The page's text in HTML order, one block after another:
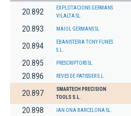
20.892
EXPLOTACIONS GERMANS
VILALTA SL.
20.893 MAIOL GERMANS SL
20.894
EBANISTERIA TONY FUNES
S.L.
20.895 PRESCRIPTORS SL
20.896 REVES DE PATISSIER S.L.
20.897
SMARTECH PRECISION
TOOLS S.L.
20.898 IAN ONA BARCELONA SL.